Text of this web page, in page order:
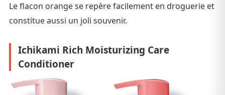
Le flacon orange se repère facilement en droguerie et
constitue aussi un joli souvenir.
Ichikami Rich Moisturizing Care
Conditioner